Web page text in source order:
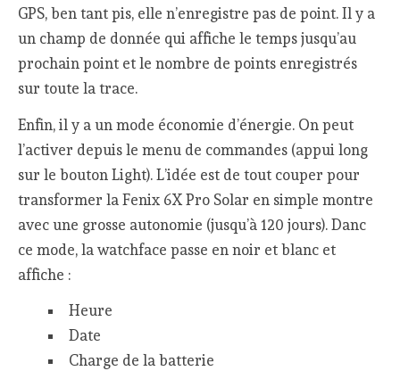
GPS, ben tant pis, elle n’enregistre pas de point. Il y a
un champ de donnée qui affiche le temps jusqu’au
prochain point et le nombre de points enregistrés
sur toute la trace.
Enfin, il y a un mode économie d’énergie. On peut
l’activer depuis le menu de commandes (appui long
sur le bouton Light). L’idée est de tout couper pour
transformer la Fenix 6X Pro Solar en simple montre
avec une grosse autonomie (jusqu’à 120 jours). Danc
ce mode, la watchface passe en noir et blanc et
affiche :
Heure
Date
Charge de la batterie